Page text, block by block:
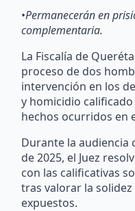
•Permanecerán en
complementaria.
La Fiscalía de
proceso de dos
intervención en los
y homicidio
hechos ocurridos en
Durante la audiencia
de 2025, el Juez
con las calificativas
tras valorar la
expuestos.